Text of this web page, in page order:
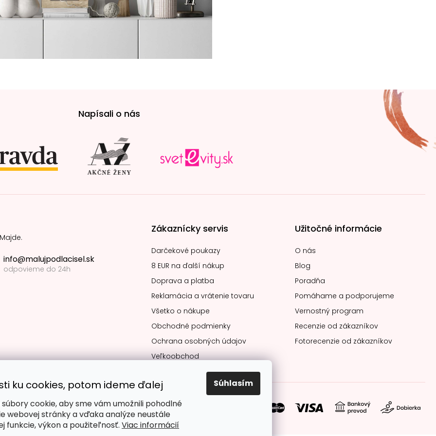
ku cookies, potom ideme ďalej
cookie, aby sme vám umožnili pohodlné
webovej stránky a vďaka analýze neustále
funkcie, výkon a použiteľnosť. Viac informácií
Súhlasím
Napísali o nás
info@malujpodlacisel.sk
odpovieme do 24h
Zákaznícky servis
Darčekové poukazy
8 EUR na ďalší nákup
Doprava a platba
Reklamácia a vrátenie tovaru
Všetko o nákupe
Obchodné podmienky
Ochrana osobných údajov
Veľkoobchod
Užitočné informácie
O nás
Blog
Poradňa
Pomáhame a podporujeme
Vernostný program
Recenzie od zákazníkov
Fotorecenzie od zákazníkov
Obľúbené spôsoby platby: